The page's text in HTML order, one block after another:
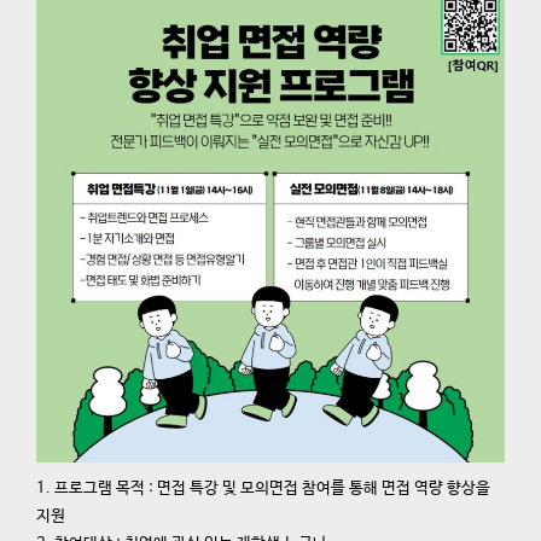
1. 프로그램 목적 : 면접 특강 및 모의면접 참여를 통해 면접 역량 향상을
지원